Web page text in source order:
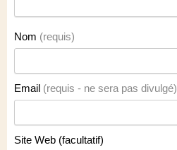
Nom (requis)
Email (requis - ne sera pas divulgé)
Site Web (facultatif)